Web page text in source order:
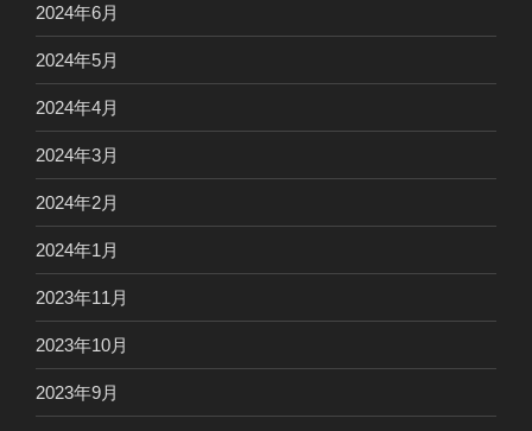
2024年6月
2024年5月
2024年4月
2024年3月
2024年2月
2024年1月
2023年11月
2023年10月
2023年9月